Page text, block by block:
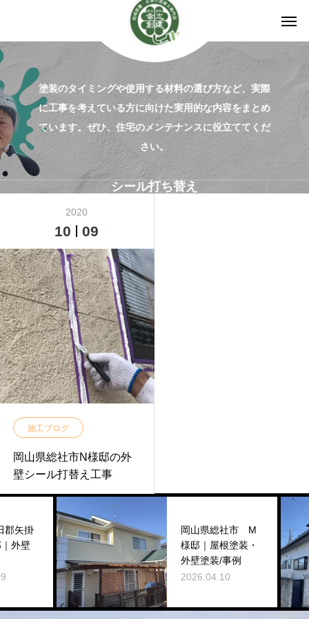
塗装のタイミングや使用する材料の選び方など、実際
に工事を考えている方に向けた実用的な内容をまとめ
ています。ぜひ、住宅のメンテナンスに役立ててくだ
さい。
シール打ち替え
2020
10 09
施工ブログ
岡山県総社市N様邸の外
壁シール打替え工事
矢掛
壁
岡山県総社市 M
様邸｜屋根塗装・
外壁塗装/事例
2026.04.10